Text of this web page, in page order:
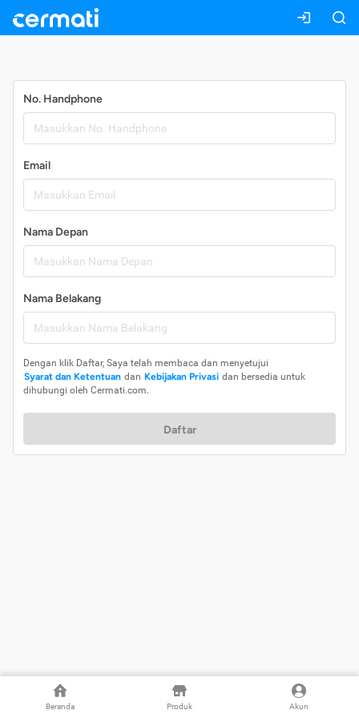
Beranda Produk Akun
No. Handphone
Email
Nama Depan
Nama Belakang
Dengan klik Daftar, Saya telah membaca dan menyetujui
Syarat dan Ketentuan dan Kebijakan Privasi dan bersedia untuk
dihubungi oleh Cermati.com.
Daftar